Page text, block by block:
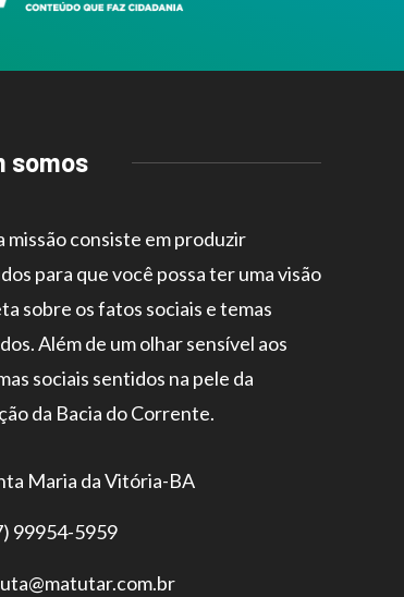
somos
missão consiste em produzir
para que você possa ter uma visão
sobre os fatos sociais e temas
Além de um olhar sensível aos
sociais sentidos na pele da
da Bacia do Corrente.
Maria da Vitória-BA
99954-5959